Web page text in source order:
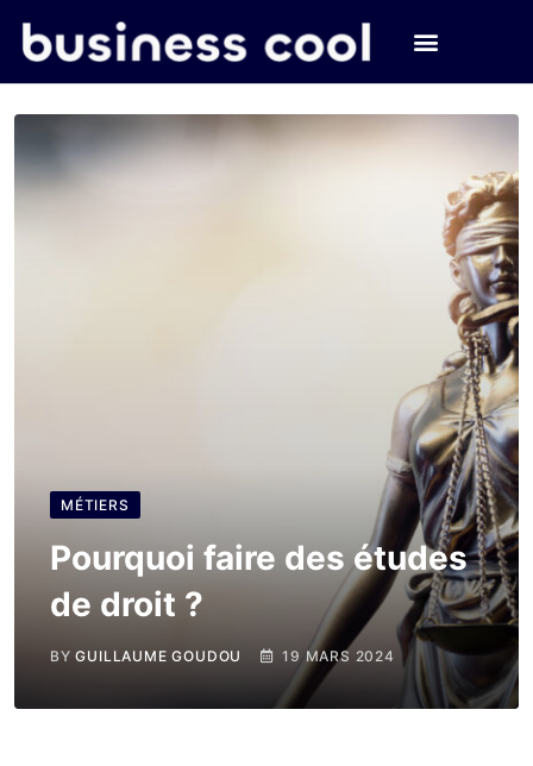
MÉTIERS
Pourquoi faire des études
de droit ?
BYGUILLAUME GOUDOU 19 MARS 2024